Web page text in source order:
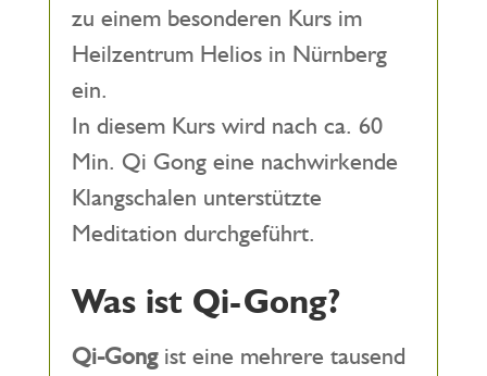
zu einem besonderen Kurs im
Heilzentrum Helios in Nürnberg
ein.
In diesem Kurs wird nach ca. 60
Min. Qi Gong eine nachwirkende
Klangschalen unterstützte
Meditation durchgeführt.
Was ist Qi-Gong?
Qi-Gongist eine mehrere tausend